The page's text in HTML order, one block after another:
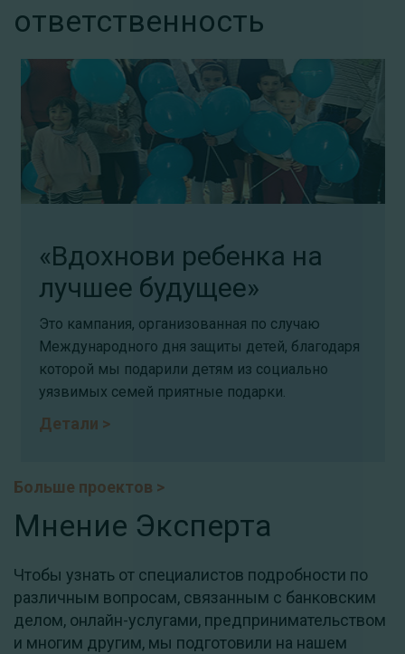
ответственность
«Вдохнови ребенка на
лучшее будущее»
Это кампания, организованная по случаю
Международного дня защиты детей, благодаря
которой мы подарили детям из социально
уязвимых семей приятные подарки.
Детали >
Больше проектов >
Мнение Эксперта
Чтобы узнать от специалистов подробности по
различным вопросам, связанным с банковским
делом, онлайн-услугами, предпринимательством
и многим другим, мы подготовили на нашем